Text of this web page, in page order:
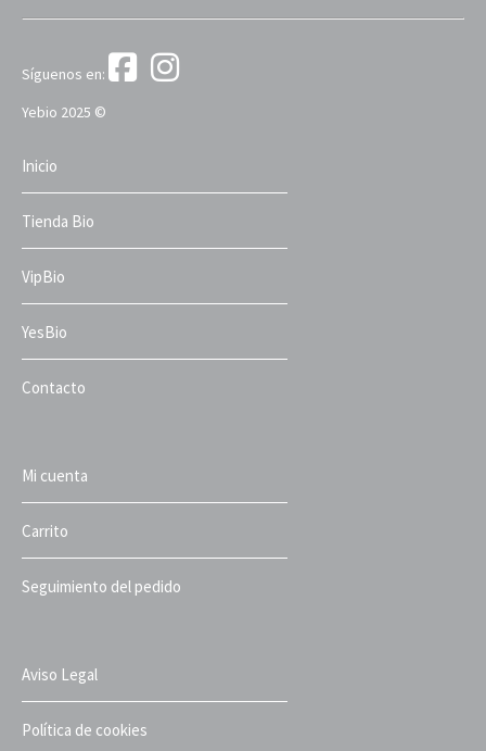
Síguenos en:
Yebio 2025 ©
Inicio
Tienda Bio
VipBio
YesBio
Contacto
Mi cuenta
Carrito
Seguimiento del pedido
Aviso Legal
Política de cookies